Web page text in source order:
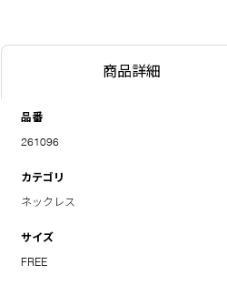
商品詳細
品番
261096
カテゴリ
ネックレス
サイズ
FREE